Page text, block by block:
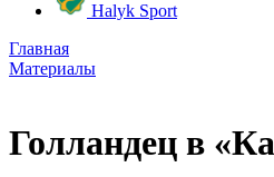
Halyk Sport
Главная
Материалы
Голландец в